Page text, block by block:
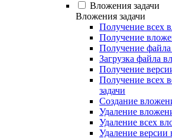
Вложения задачи
Вложения задачи
Получение всех
Получение
Получение файла
Загрузка файла
Получение
Получение всех
задачи
Создание
Удаление
Удаление всех
Удаление версии